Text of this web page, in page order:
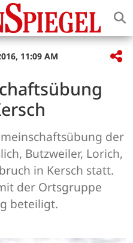
11:09 AM
der
Butzweiler, Lorich,
in Kersch statt.
der Ortsgruppe
beteiligt.